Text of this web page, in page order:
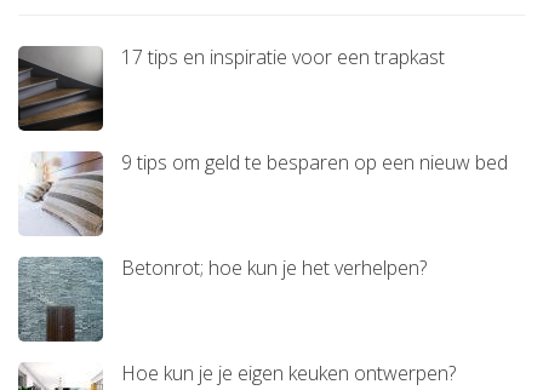
17 tips en inspiratie voor een trapkast
9 tips om geld te besparen op een nieuw bed
Betonrot; hoe kun je het verhelpen?
Hoe kun je je eigen keuken ontwerpen?